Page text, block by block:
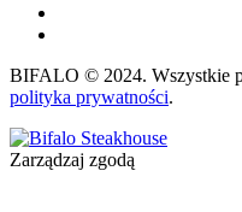
BIFALO © 2024. Wszystkie
polityka prywatności.
Zarządzaj zgodą